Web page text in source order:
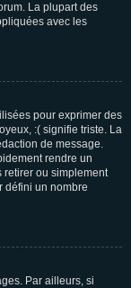
La plupart des
avec les
pour exprimer des
:( signifie triste. La
de message.
rendre un
retirer ou simplement
défini un nombre
Par ailleurs, si